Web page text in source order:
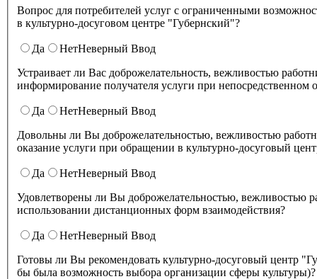
Вопрос для потребителей услуг с ограниченными
в культурно-досуговом центре "Губернский"?
Да НетНеверный Ввод
Устраивает ли Вас доброжелательность, вежливостью работников организации культуры, обеспечивающих первичный контакт и
информирование получателя услуги при
Да НетНеверный Ввод
Довольны ли Вы доброжелательностью, вежливостью
оказание услуги при обращении в культурно-досуговый
Да НетНеверный Ввод
Удовлетворены ли Вы доброжелательностью, вежливостью работников культурно-досугового центра "Губернский" при
использовании дистанционных форм взаимодействия?
Да НетНеверный Ввод
Готовы ли Вы рекомендовать культурно-досуговый центр "Губернский" родственникам и знакомым (могли бы
бы была возможность выбора организации сферы культуры)?